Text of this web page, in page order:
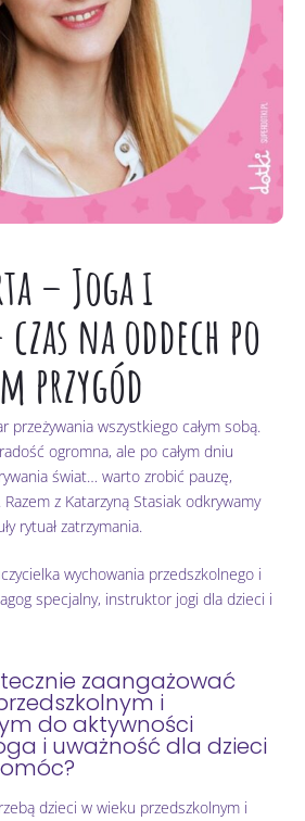
– Joga i
na oddech po
przygód
przeżywania wszystkiego całym sobą.
ogromna, ale po całym dniu
świat… warto zrobić pauzę,
z Katarzyną Stasiak odkrywamy
rytuał zatrzymania.
wychowania przedszkolnego i
specjalny, instruktor jogi dla dzieci i
zaangażować
i
do aktywności
i uważność dla dzieci
dzieci w wieku przedszkolnym i